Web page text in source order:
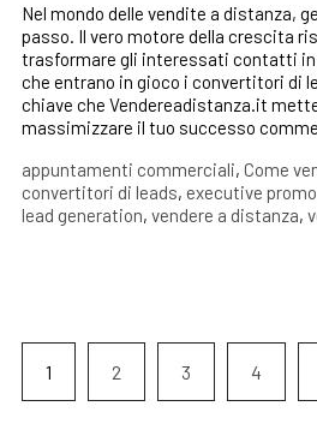
Nel mondo delle vendite a distanza,
passo. Il vero motore della crescita
trasformare gli interessati contatti
che entrano in gioco i convertitori di
chiave che Vendereadistanza.it
massimizzare il tuo successo
appuntamenti commerciali, Come
convertitori di leads, executive
lead generation, vendere a distanza,
1 2 3 4